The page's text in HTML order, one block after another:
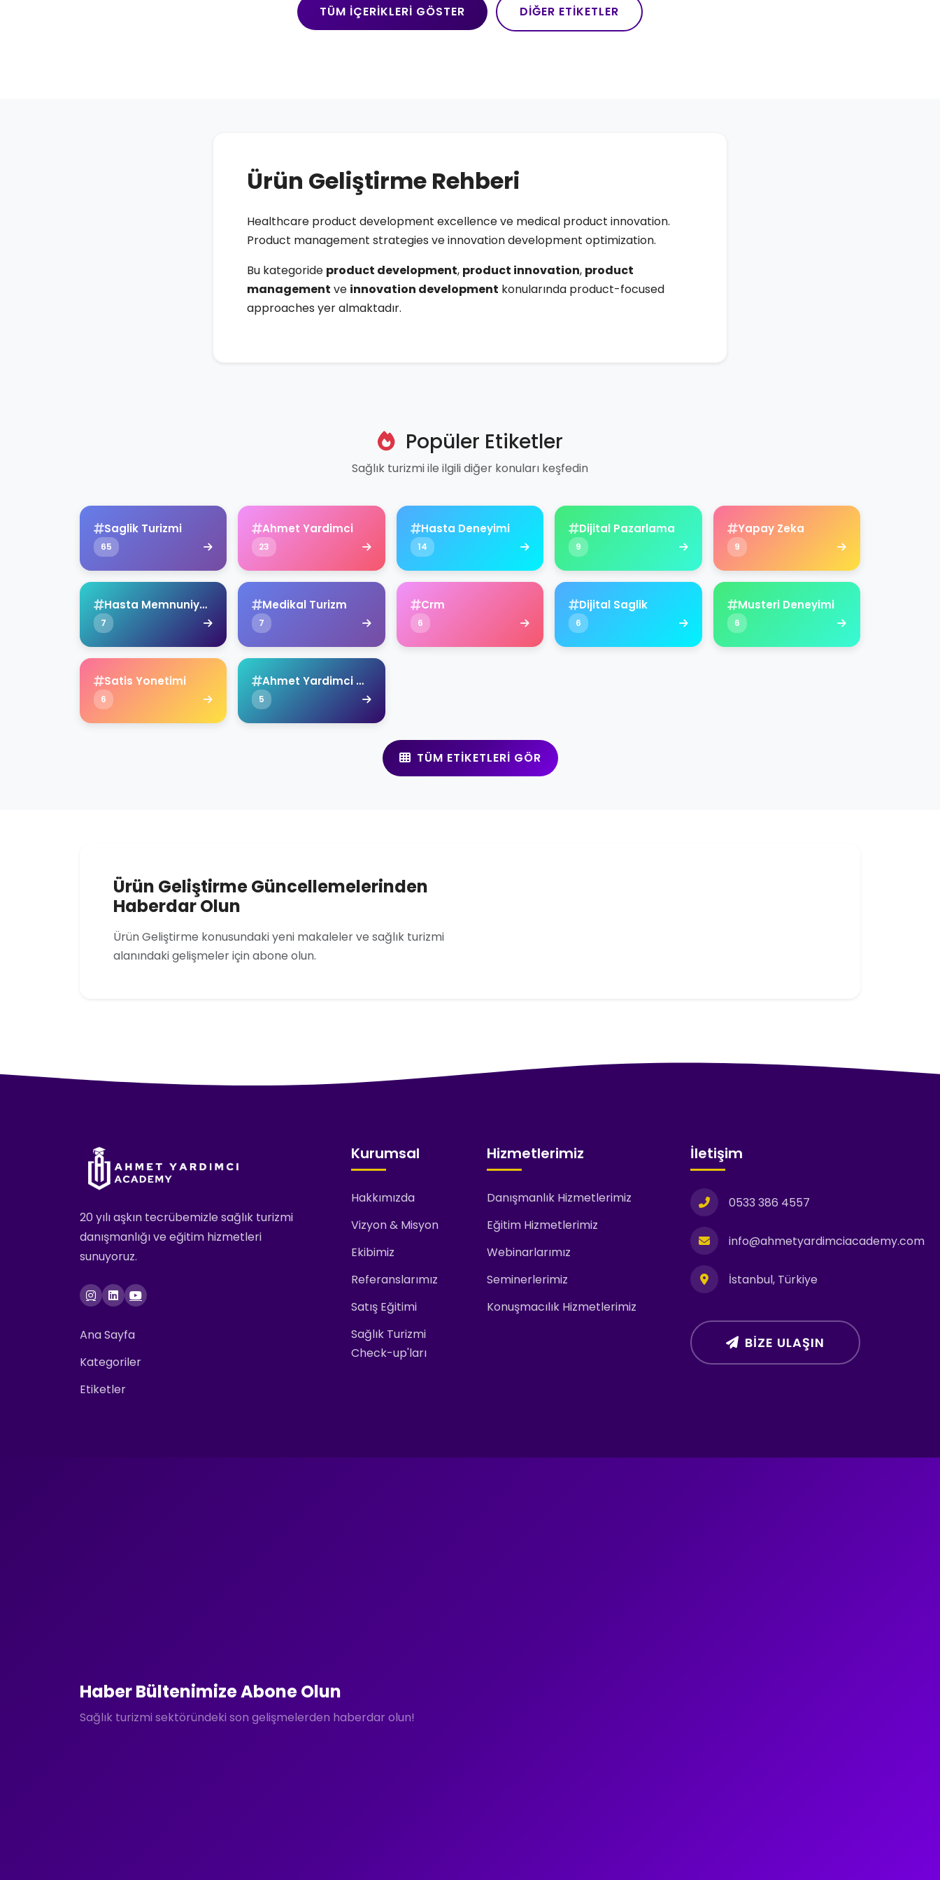
TÜM İÇERIKLERI GÖSTER DIĞER ETIKETLER
Ürün Geliştirme Rehberi
Healthcare product development excellence ve medical product innovation.
Product management strategies ve innovation development optimization.
Bu kategoride product development, product innovation, product
management ve innovation development konularında product-focused
approaches yer almaktadır.
Popüler Etiketler
Sağlık turizmi ile ilgili diğer konuları keşfedin
Saglik Turizmi
65
Ahmet Yardimci
23
Hasta Deneyimi
14
Dijital Pazarlama
9
Yapay Zeka
9
Hasta Memnuniyeti
7
Medikal Turizm
7
Crm
6
Dijital Saglik
6
Musteri Deneyimi
6
Satis Yonetimi
6
Ahmet Yardimci Academy
5
TÜM ETIKETLERI GÖR
Ürün Geliştirme Güncellemelerinden
Haberdar Olun
Ürün Geliştirme konusundaki yeni makaleler ve sağlık turizmi
alanındaki gelişmeler için abone olun.
20 yılı aşkın tecrübemizle sağlık turizmi
danışmanlığı ve eğitim hizmetleri
sunuyoruz.
Ana Sayfa
Kategoriler
Etiketler
Kurumsal
Hakkımızda
Vizyon & Misyon
Ekibimiz
Referanslarımız
Satış Eğitimi
Sağlık Turizmi
Check-up'ları
Hizmetlerimiz
Danışmanlık Hizmetlerimiz
Eğitim Hizmetlerimiz
Webinarlarımız
Seminerlerimiz
Konuşmacılık Hizmetlerimiz
İletişim
0533 386 4557
info@ahmetyardimciacademy.com
İstanbul, Türkiye
BIZE ULAŞIN
Haber Bültenimize Abone Olun
Sağlık turizmi sektöründeki son gelişmelerden haberdar olun!